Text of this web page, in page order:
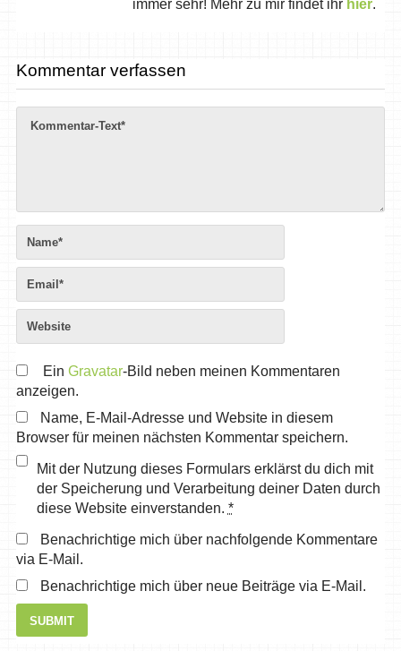
immer sehr! Mehr zu mir findet ihr hier.
Kommentar verfassen
Ein Gravatar-Bild neben meinen Kommentaren
anzeigen.
Name, E-Mail-Adresse und Website in diesem
Browser für meinen nächsten Kommentar speichern.
Mit der Nutzung dieses Formulars erklärst du dich mit
der Speicherung und Verarbeitung deiner Daten durch
diese Website einverstanden. *
Benachrichtige mich über nachfolgende Kommentare
via E-Mail.
Benachrichtige mich über neue Beiträge via E-Mail.